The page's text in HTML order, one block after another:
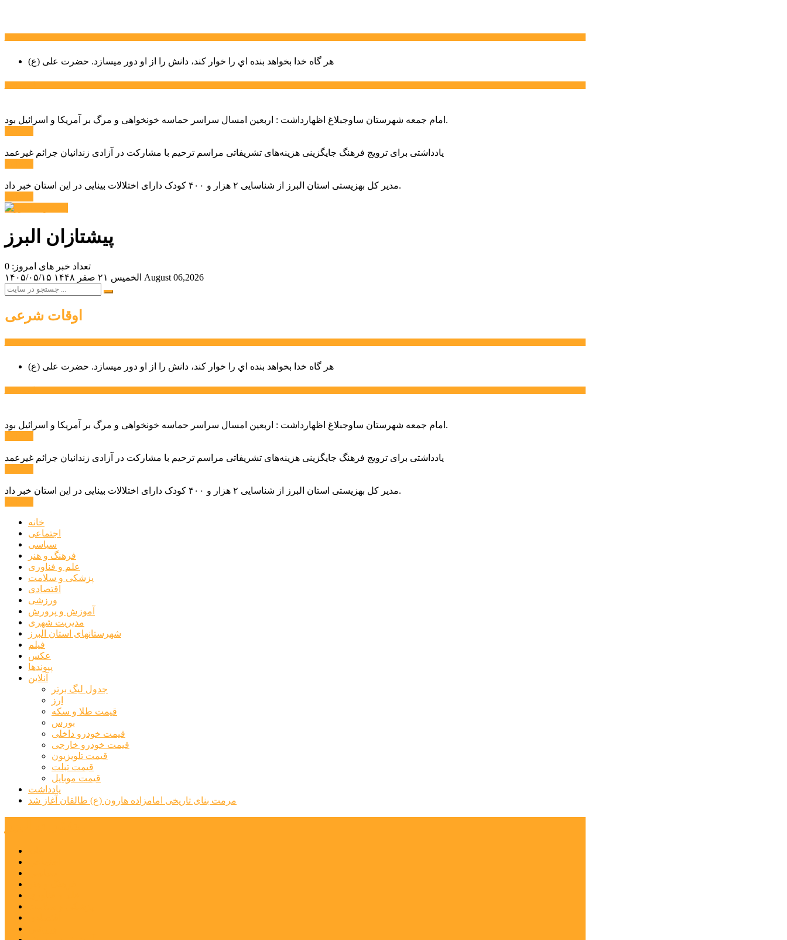
هر گاه خدا بخواهد بنده اي را خوار كند، دانش را از او دور میسازد. حضرت علی (ع)
امام جمعه شهرستان ساوجبلاغ اظهارداشت : اربعین امسال سراسر حماسه خونخواهی و مرگ بر آمریکا و اسرائیل بود.
یادداشتی برای ترویج فرهنگ جایگزینی هزینه‌های تشریفاتی مراسم ترحیم با مشارکت در آزادی زندانیان جرائم غیرعمد
مدیر کل بهزیستی استان البرز از شناسایی ۲ هزار و ۴۰۰ کودک دارای اختلالات بینایی در این استان خبر داد.
پیشتازان البرز
تعداد خبر های امروز: 0
۱۴۰۵/۰۵/۱۵
الخميس ۲۱ صفر ۱۴۴۸ August 06,2026
اوقات شرعی
هر گاه خدا بخواهد بنده اي را خوار كند، دانش را از او دور میسازد. حضرت علی (ع)
امام جمعه شهرستان ساوجبلاغ اظهارداشت : اربعین امسال سراسر حماسه خونخواهی و مرگ بر آمریکا و اسرائیل بود.
یادداشتی برای ترویج فرهنگ جایگزینی هزینه‌های تشریفاتی مراسم ترحیم با مشارکت در آزادی زندانیان جرائم غیرعمد
مدیر کل بهزیستی استان البرز از شناسایی ۲ هزار و ۴۰۰ کودک دارای اختلالات بینایی در این استان خبر داد.
خانه
اجتماعی
سیاسی
فرهنگ و هنر
علم و فناوری
پزشکی و سلامت
اقتصادی
ورزشی
آموزش و پرورش
مدیریت شهری
شهرستانهای استان البرز
فیلم
عکس
پیوندها
آنلاین
جدول لیگ برتر
ارز
قیمت طلا و سکه
بورس
قیمت خودرو داخلی
قیمت خودرو خارجی
قیمت تلویزیون
قیمت تبلت
قیمت موبایل
یادداشت
مرمت بنای تاریخی امامزاده هارون (ع) طالقان آغاز شد